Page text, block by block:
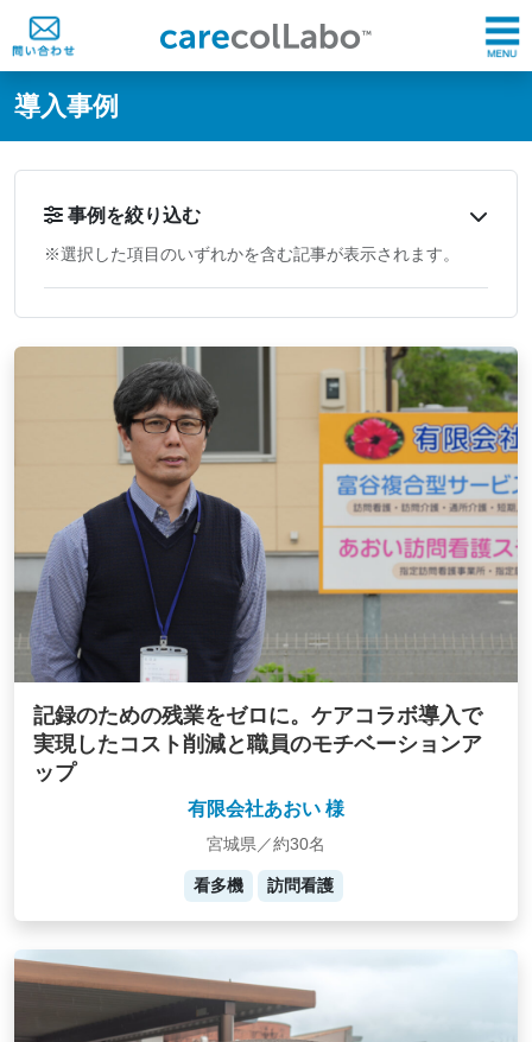
@ -0,0 +1,60 @@
導入事例
事例を絞り込む
※選択した項目のいずれかを含む記事が表示されます。
記録のための残業をゼロに。ケアコラボ導入で
実現したコスト削減と職員のモチベーションア
ップ
有限会社あおい 様
宮城県／約30名
看多機 訪問看護